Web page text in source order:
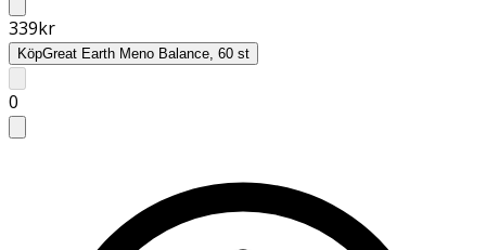
339kr
KöpGreat Earth Meno Balance, 60 st
0